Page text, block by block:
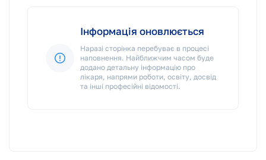
Інформація оновлюється
Наразі сторінка перебуває в процесі
наповнення. Найближчим часом буде
додано детальну інформацію про
лікаря, напрями роботи, освіту, досвід
та інші професійні відомості.